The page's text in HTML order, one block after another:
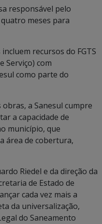
responsável pelo
meses para
recursos do FGTS
Serviço) com
como parte do
a Sanesul cumpre
a capacidade de
município, que
área de cobertura,
Riedel e da direção da
de Estado de
cada vez mais a
da universalização,
do Saneamento